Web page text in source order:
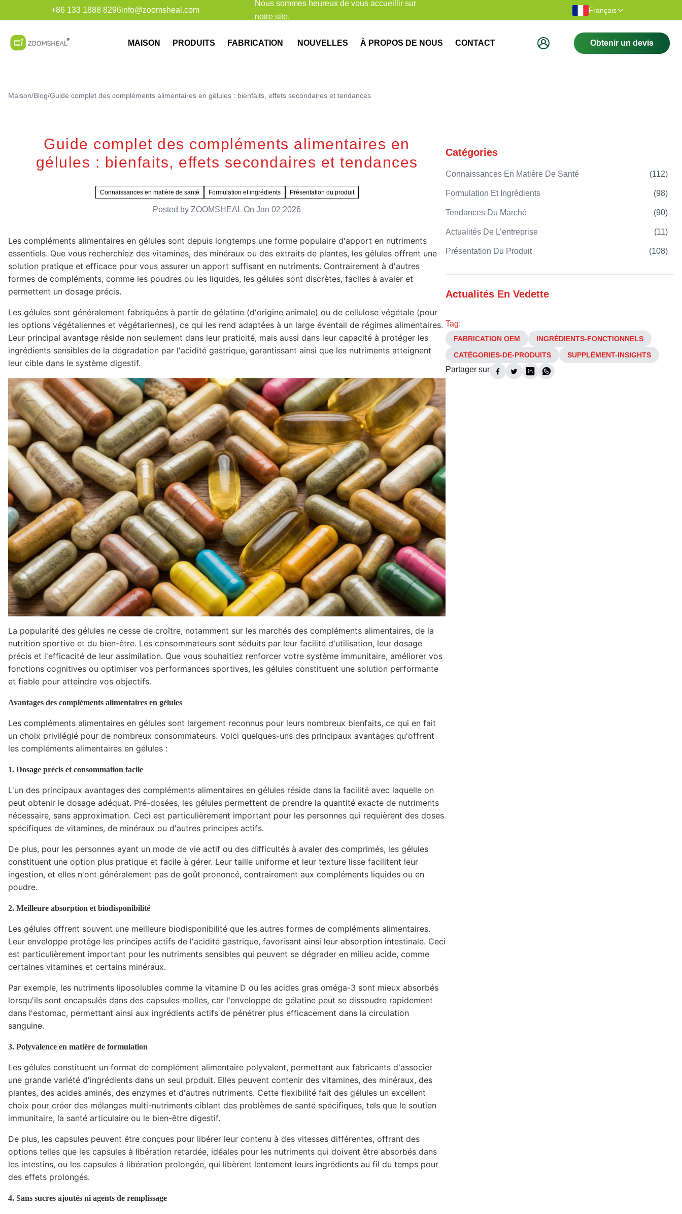
+86 133 1888 8296info@zoomsheal.com
Nous sommes heureux de vous accueillir sur
notre site.
Français
MAISON PRODUITS FABRICATION NOUVELLES À PROPOS DE NOUS CONTACT Obtenir un devis
Maison/Blog/Guide complet des compléments alimentaires en gélules : bienfaits, effets secondaires et tendances
Guide complet des compléments alimentaires en
gélules : bienfaits, effets secondaires et tendances
Connaissances en matière de santé Formulation et ingrédients Présentation du produit
Posted by ZOOMSHEAL On Jan 02 2026
Les compléments alimentaires en gélules sont depuis longtemps une forme populaire d'apport en nutriments
essentiels. Que vous recherchiez des vitamines, des minéraux ou des extraits de plantes, les gélules offrent une
solution pratique et efficace pour vous assurer un apport suffisant en nutriments. Contrairement à d'autres
formes de compléments, comme les poudres ou les liquides, les gélules sont discrètes, faciles à avaler et
permettent un dosage précis.
Les gélules sont généralement fabriquées à partir de gélatine (d'origine animale) ou de cellulose végétale (pour
les options végétaliennes et végétariennes), ce qui les rend adaptées à un large éventail de régimes alimentaires.
Leur principal avantage réside non seulement dans leur praticité, mais aussi dans leur capacité à protéger les
ingrédients sensibles de la dégradation par l'acidité gastrique, garantissant ainsi que les nutriments atteignent
leur cible dans le système digestif.
La popularité des gélules ne cesse de croître, notamment sur les marchés des compléments alimentaires, de la
nutrition sportive et du bien-être. Les consommateurs sont séduits par leur facilité d'utilisation, leur dosage
précis et l'efficacité de leur assimilation. Que vous souhaitiez renforcer votre système immunitaire, améliorer vos
fonctions cognitives ou optimiser vos performances sportives, les gélules constituent une solution performante
et fiable pour atteindre vos objectifs.
Avantages des compléments alimentaires en gélules
Les compléments alimentaires en gélules sont largement reconnus pour leurs nombreux bienfaits, ce qui en fait
un choix privilégié pour de nombreux consommateurs. Voici quelques-uns des principaux avantages qu'offrent
les compléments alimentaires en gélules :
1. Dosage précis et consommation facile
L'un des principaux avantages des compléments alimentaires en gélules réside dans la facilité avec laquelle on
peut obtenir le dosage adéquat. Pré-dosées, les gélules permettent de prendre la quantité exacte de nutriments
nécessaire, sans approximation. Ceci est particulièrement important pour les personnes qui requièrent des doses
spécifiques de vitamines, de minéraux ou d'autres principes actifs.
De plus, pour les personnes ayant un mode de vie actif ou des difficultés à avaler des comprimés, les gélules
constituent une option plus pratique et facile à gérer. Leur taille uniforme et leur texture lisse facilitent leur
ingestion, et elles n'ont généralement pas de goût prononcé, contrairement aux compléments liquides ou en
poudre.
2. Meilleure absorption et biodisponibilité
Les gélules offrent souvent une meilleure biodisponibilité que les autres formes de compléments alimentaires.
Leur enveloppe protège les principes actifs de l'acidité gastrique, favorisant ainsi leur absorption intestinale. Ceci
est particulièrement important pour les nutriments sensibles qui peuvent se dégrader en milieu acide, comme
certaines vitamines et certains minéraux.
Par exemple, les nutriments liposolubles comme la vitamine D ou les acides gras oméga-3 sont mieux absorbés
lorsqu'ils sont encapsulés dans des capsules molles, car l'enveloppe de gélatine peut se dissoudre rapidement
dans l'estomac, permettant ainsi aux ingrédients actifs de pénétrer plus efficacement dans la circulation
sanguine.
3. Polyvalence en matière de formulation
Les gélules constituent un format de complément alimentaire polyvalent, permettant aux fabricants d'associer
une grande variété d'ingrédients dans un seul produit. Elles peuvent contenir des vitamines, des minéraux, des
plantes, des acides aminés, des enzymes et d'autres nutriments. Cette flexibilité fait des gélules un excellent
choix pour créer des mélanges multi-nutriments ciblant des problèmes de santé spécifiques, tels que le soutien
immunitaire, la santé articulaire ou le bien-être digestif.
De plus, les capsules peuvent être conçues pour libérer leur contenu à des vitesses différentes, offrant des
options telles que les capsules à libération retardée, idéales pour les nutriments qui doivent être absorbés dans
les intestins, ou les capsules à libération prolongée, qui libèrent lentement leurs ingrédients au fil du temps pour
des effets prolongés.
4. Sans sucres ajoutés ni agents de remplissage
Catégories
Connaissances En Matière De Santé (112)
Formulation Et Ingrédients (98)
Tendances Du Marché (90)
Actualités De L’entreprise (11)
Présentation Du Produit (108)
Actualités En Vedette
Tag:
FABRICATION OEM
INGRÉDIENTS-FONCTIONNELS
CATÉGORIES-DE-PRODUITS
SUPPLÉMENT-INSIGHTS
Partager sur